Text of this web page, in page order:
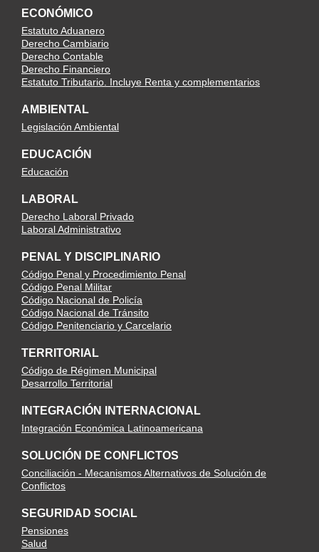
ECONÓMICO
Estatuto Aduanero
Derecho Cambiario
Derecho Contable
Derecho Financiero
Estatuto Tributario. Incluye Renta y complementarios
AMBIENTAL
Legislación Ambiental
EDUCACIÓN
Educación
LABORAL
Derecho Laboral Privado
Laboral Administrativo
PENAL Y DISCIPLINARIO
Código Penal y Procedimiento Penal
Código Penal Militar
Código Nacional de Policía
Código Nacional de Tránsito
Código Penitenciario y Carcelario
TERRITORIAL
Código de Régimen Municipal
Desarrollo Territorial
INTEGRACIÓN INTERNACIONAL
Integración Económica Latinoamericana
SOLUCIÓN DE CONFLICTOS
Conciliación - Mecanismos Alternativos de Solución de
Conflictos
SEGURIDAD SOCIAL
Pensiones
Salud